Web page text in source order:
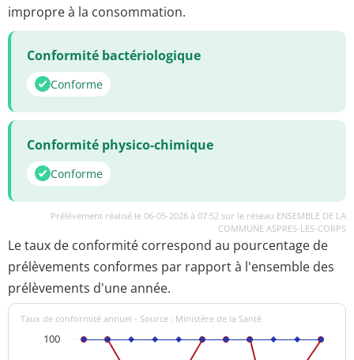
impropre à la consommation.
Conformité bactériologique
Conforme
Conformité physico-chimique
Conforme
Prélèvement réalisé le 06-05-2026 à 07:52 sur le réseau ENSEMBLE DE LA
COMMUNE ASPRES-LES-CORPS
Le taux de conformité correspond au pourcentage de
prélèvements conformes par rapport à l'ensemble des
prélèvements d'une année.
Taux de conformité annuel - Source : Ministère de la Santé
100